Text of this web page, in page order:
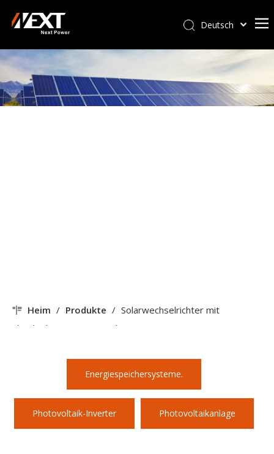
Deutsch
Kiswahili
ไทย
Italiano
Heim / Produkte / Solarwechselrichter mit
abnehmbarem LCD-Display
Energiespeichersysteme.
Photovoltaik-Inverter Photovoltaikanlage